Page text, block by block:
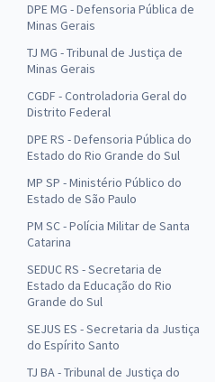
DPE MG - Defensoria Pública de
Minas Gerais
TJ MG - Tribunal de Justiça de
Minas Gerais
CGDF - Controladoria Geral do
Distrito Federal
DPE RS - Defensoria Pública do
Estado do Rio Grande do Sul
MP SP - Ministério Público do
Estado de São Paulo
PM SC - Polícia Militar de Santa
Catarina
SEDUC RS - Secretaria de
Estado da Educação do Rio
Grande do Sul
SEJUS ES - Secretaria da Justiça
do Espírito Santo
TJ BA - Tribunal de Justiça do